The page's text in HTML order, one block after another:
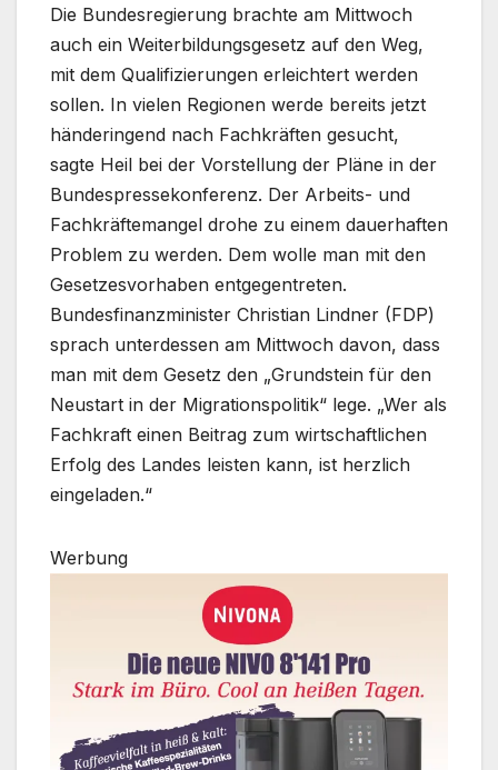
Die Bundesregierung brachte am Mittwoch
auch ein Weiterbildungsgesetz auf den Weg,
mit dem Qualifizierungen erleichtert werden
sollen. In vielen Regionen werde bereits jetzt
händeringend nach Fachkräften gesucht,
sagte Heil bei der Vorstellung der Pläne in der
Bundespressekonferenz. Der Arbeits- und
Fachkräftemangel drohe zu einem dauerhaften
Problem zu werden. Dem wolle man mit den
Gesetzesvorhaben entgegentreten.
Bundesfinanzminister Christian Lindner (FDP)
sprach unterdessen am Mittwoch davon, dass
man mit dem Gesetz den „Grundstein für den
Neustart in der Migrationspolitik“ lege. „Wer als
Fachkraft einen Beitrag zum wirtschaftlichen
Erfolg des Landes leisten kann, ist herzlich
eingeladen.“
Werbung